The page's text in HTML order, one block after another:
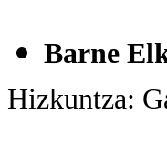
Barne
Hizkuntza: